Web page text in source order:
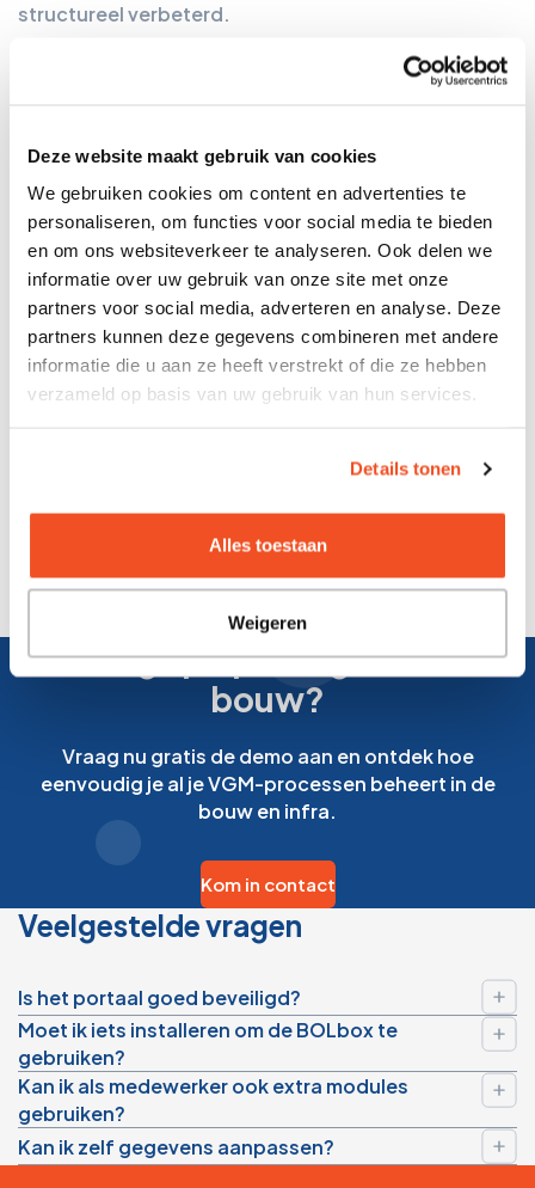
Deze website maakt gebruik van cookies
We gebruiken cookies om content en advertenties te
personaliseren, om functies voor social media te bieden
en om ons websiteverkeer te analyseren. Ook delen we
informatie over uw gebruik van onze site met onze
partners voor social media, adverteren en analyse. Deze
partners kunnen deze gegevens combineren met andere
informatie die u aan ze heeft verstrekt of die ze hebben
verzameld op basis van uw gebruik van hun services.
Details tonen
Alles toestaan
Weigeren
structureel verbeterd.
Direct grip op veiligheid in de
bouw?
Vraag nu gratis de demo aan en ontdek hoe
eenvoudig je al je VGM-processen beheert in de
bouw en infra.
Kom in contact
Veelgestelde vragen
Is het portaal goed beveiligd?
Moet ik iets installeren om de BOLbox te
gebruiken?
Kan ik als medewerker ook extra modules
gebruiken?
Kan ik zelf gegevens aanpassen?